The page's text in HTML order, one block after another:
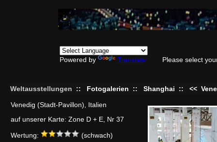
Powered by Translate Please select
Weltausstellungen :: Fotogalerien :: Shanghai :: <<
Venedig (Stadt-Pavillon), Italien
auf unserer Karte: Zone D + E, Nr 37
Wertung:
(schwach)